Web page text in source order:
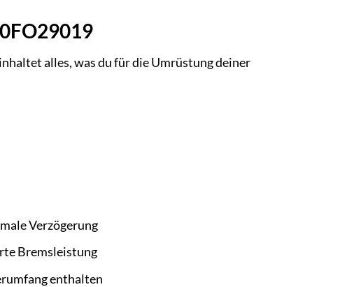
alles, was du für die Umrüstung deiner
Verzögerung
Bremsleistung
enthalten